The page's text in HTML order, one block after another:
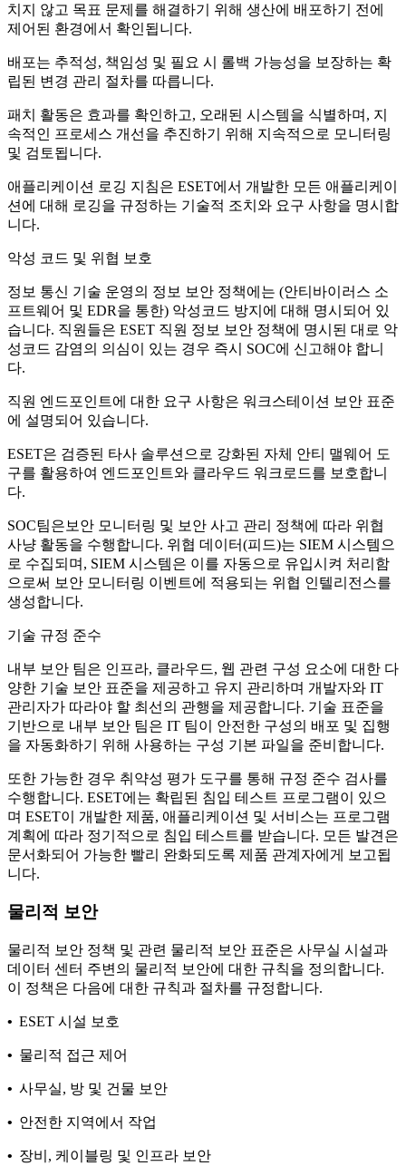
치지 않고 목표 문제를 해결하기 위해 생산에 배포하기 전에
제어된 환경에서 확인됩니다.
배포는 추적성, 책임성 및 필요 시 롤백 가능성을 보장하는 확
립된 변경 관리 절차를 따릅니다.
패치 활동은 효과를 확인하고, 오래된 시스템을 식별하며, 지
속적인 프로세스 개선을 추진하기 위해 지속적으로 모니터링
및 검토됩니다.
애플리케이션 로깅 지침은 ESET에서 개발한 모든 애플리케이
션에 대해 로깅을 규정하는 기술적 조치와 요구 사항을 명시합
니다.
악성 코드 및 위협 보호
정보 통신 기술 운영의 정보 보안 정책에는 (안티바이러스 소
프트웨어 및 EDR을 통한) 악성코드 방지에 대해 명시되어 있
습니다. 직원들은 ESET 직원 정보 보안 정책에 명시된 대로 악
성코드 감염의 의심이 있는 경우 즉시 SOC에 신고해야 합니
다.
직원 엔드포인트에 대한 요구 사항은 워크스테이션 보안 표준
에 설명되어 있습니다.
ESET은 검증된 타사 솔루션으로 강화된 자체 안티 맬웨어 도
구를 활용하여 엔드포인트와 클라우드 워크로드를 보호합니
다.
SOC팀은 보안 모니터링 및 보안 사고 관리 정책에 따라 위협
사냥 활동을 수행합니다. 위협 데이터(피드)는 SIEM 시스템으
로 수집되며, SIEM 시스템은 이를 자동으로 유입시켜 처리함
으로써 보안 모니터링 이벤트에 적용되는 위협 인텔리전스를
생성합니다.
기술 규정 준수
내부 보안 팀은 인프라, 클라우드, 웹 관련 구성 요소에 대한 다
양한 기술 보안 표준을 제공하고 유지 관리하며 개발자와 IT
관리자가 따라야 할 최선의 관행을 제공합니다. 기술 표준을
기반으로 내부 보안 팀은 IT 팀이 안전한 구성의 배포 및 집행
을 자동화하기 위해 사용하는 구성 기본 파일을 준비합니다.
또한 가능한 경우 취약성 평가 도구를 통해 규정 준수 검사를
수행합니다. ESET에는 확립된 침입 테스트 프로그램이 있으
며 ESET이 개발한 제품, 애플리케이션 및 서비스는 프로그램
계획에 따라 정기적으로 침입 테스트를 받습니다. 모든 발견은
문서화되어 가능한 빨리 완화되도록 제품 관계자에게 보고됩
니다.
물리적 보안
물리적 보안 정책 및 관련 물리적 보안 표준은 사무실 시설과
데이터 센터 주변의 물리적 보안에 대한 규칙을 정의합니다.
이 정책은 다음에 대한 규칙과 절차를 규정합니다.
• ESET 시설 보호
• 물리적 접근 제어
• 사무실, 방 및 건물 보안
• 안전한 지역에서 작업
• 장비, 케이블링 및 인프라 보안